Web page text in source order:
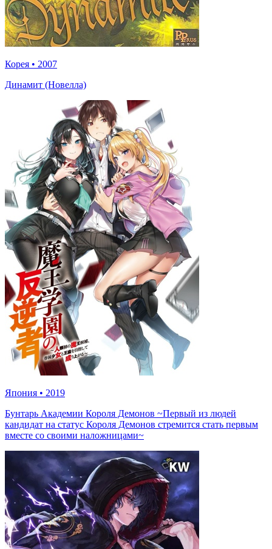
Корея • 2007
Динамит (Новелла)
Япония • 2019
Бунтарь Академии Короля Демонов ~Первый из людей
кандидат на статус Короля Демонов стремится стать первым
вместе со своими наложницами~